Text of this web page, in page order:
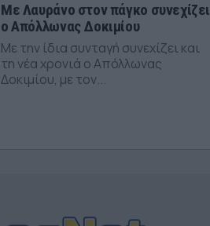
Με Λαυράνο στον πάγκο συνεχίζει
ο Απόλλωνας Δοκιμίου
Με την ίδια συνταγή συνεχίζει και
τη νέα χρονιά ο Απόλλωνας
Δοκιμίου, με τον...